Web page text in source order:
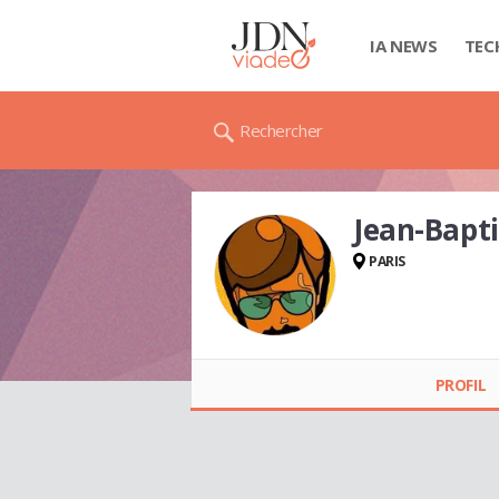
IA NEWS
Rechercher
Jean-
PARIS
PROFIL